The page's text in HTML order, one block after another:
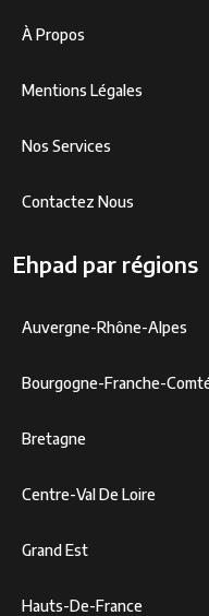
À Propos
Mentions Légales
Nos Services
Contactez Nous
Ehpad par régions
Auvergne-Rhône-Alpes
Bourgogne-Franche-
Bretagne
Centre-Val De Loire
Grand Est
Hauts-De-France